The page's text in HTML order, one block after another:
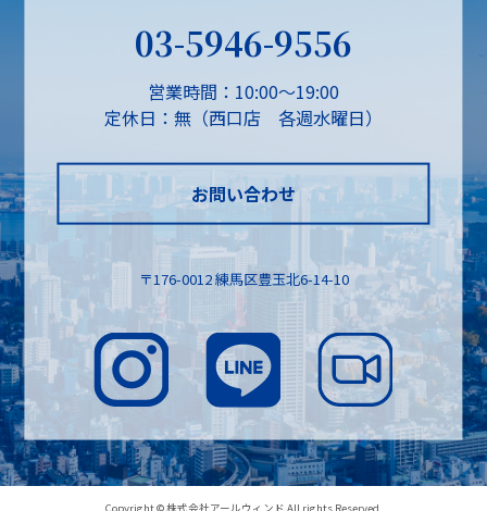
03-5946-9556
営業時間：10:00～19:00
定休日：無（西口店 各週水曜日）
お問い合わせ
〒176-0012 練馬区豊玉北6-14-10
Copyright © 株式会社アールウィンド All rights Reserved.